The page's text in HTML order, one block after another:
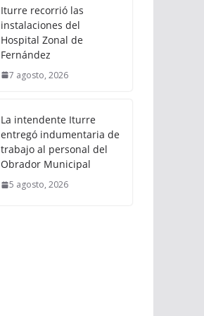
Iturre recorrió las
instalaciones del
Hospital Zonal de
Fernández
7 agosto, 2026
La intendente Iturre
entregó indumentaria de
trabajo al personal del
Obrador Municipal
5 agosto, 2026